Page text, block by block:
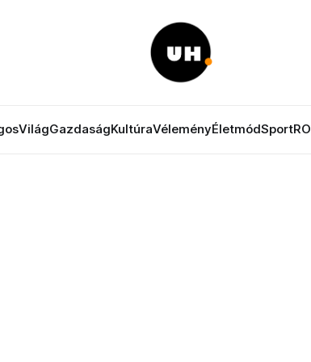
VilágGazdaságKultúraVéleményÉletmódSportRO